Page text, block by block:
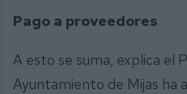
Pago a proveedores
A esto se suma, explica el
Ayuntamiento de Mijas ha